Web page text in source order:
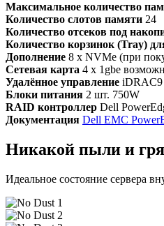
Максимальное количество
Количество слотов памяти 24
Количество отсеков под
Количество корзинок (Tray)
Дополнение 8 x NVMe (при
Сетевая карта 4 x 1gbe
Удалённое управление iDRAC9
Блоки питания 2 шт. 750W
RAID контроллер Dell
Документация Dell EMC
Никакой пыли и
Идеальное состояние сервера